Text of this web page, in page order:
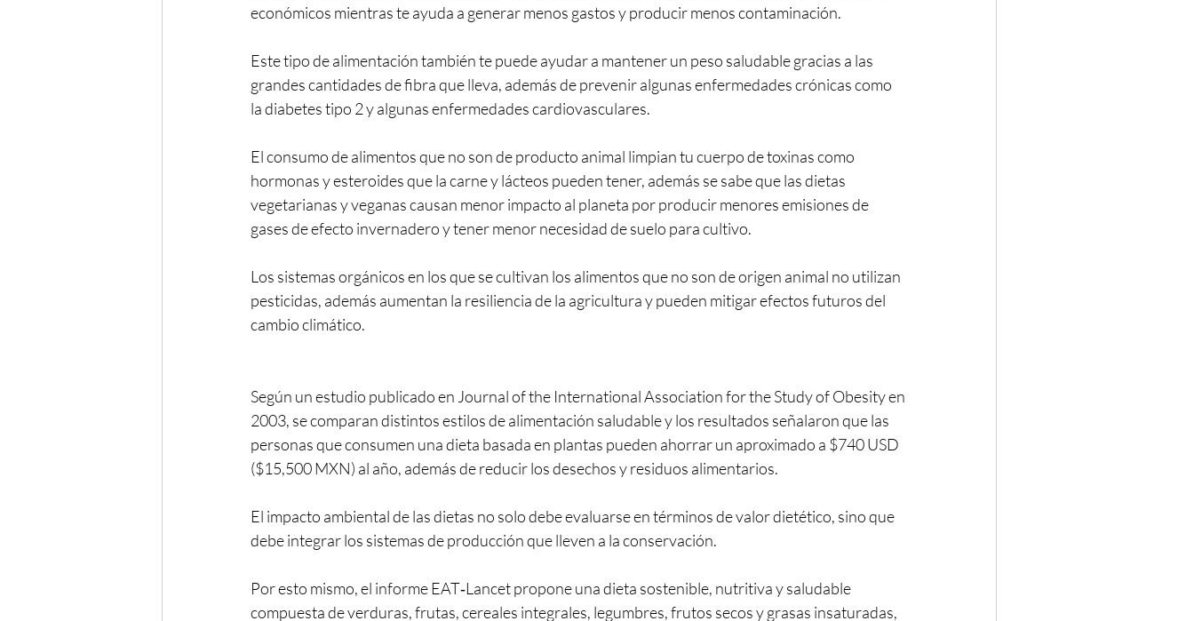
económicos mientras te ayuda a generar menos gastos y producir menos contaminación.
Este tipo de alimentación también te puede ayudar a mantener un peso saludable gracias a las
grandes cantidades de fibra que lleva, además de prevenir algunas enfermedades crónicas como
la diabetes tipo 2 y algunas enfermedades cardiovasculares.
El consumo de alimentos que no son de producto animal limpian tu cuerpo de toxinas como
hormonas y esteroides que la carne y lácteos pueden tener, además se sabe que las dietas
vegetarianas y veganas causan menor impacto al planeta por producir menores emisiones de
gases de efecto invernadero y tener menor necesidad de suelo para cultivo.
Los sistemas orgánicos en los que se cultivan los alimentos que no son de origen animal no utilizan
pesticidas, además aumentan la resiliencia de la agricultura y pueden mitigar efectos futuros del
cambio climático.
Según un estudio publicado en Journal of the International Association for the Study of Obesity en
2003, se comparan distintos estilos de alimentación saludable y los resultados señalaron que las
personas que consumen una dieta basada en plantas pueden ahorrar un aproximado a $740 USD
($15,500 MXN) al año, además de reducir los desechos y residuos alimentarios.
El impacto ambiental de las dietas no solo debe evaluarse en términos de valor dietético, sino que
debe integrar los sistemas de producción que lleven a la conservación.
Por esto mismo, el informe EAT‑Lancet propone una dieta sostenible, nutritiva y saludable
compuesta de verduras, frutas, cereales integrales, legumbres, frutos secos y grasas insaturadas,